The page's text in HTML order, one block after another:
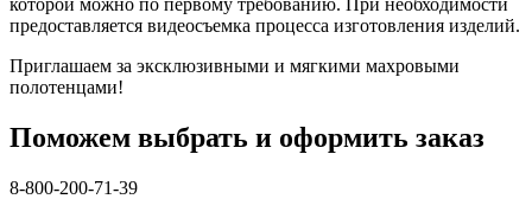
предоставляется видеосъемка процесса изготовления изделий.
Приглашаем за эксклюзивными и мягкими махровыми
полотенцами!
Поможем выбрать и оформить заказ
8-800-200-71-39